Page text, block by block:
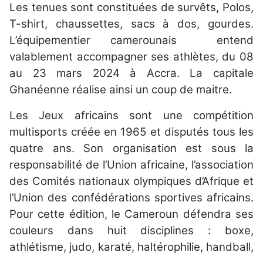
Les tenues sont constituées de survêts, Polos,
T-shirt, chaussettes, sacs à dos, gourdes.
L’équipementier camerounais entend
valablement accompagner ses athlètes, du 08
au 23 mars 2024 à Accra. La capitale
Ghanéenne réalise ainsi un coup de maitre.
Les Jeux africains sont une compétition
multisports créée en 1965 et disputés tous les
quatre ans. Son organisation est sous la
responsabilité de l’Union africaine, l’association
des Comités nationaux olympiques d’Afrique et
l’Union des confédérations sportives africains.
Pour cette édition, le Cameroun défendra ses
couleurs dans huit disciplines : boxe,
athlétisme, judo, karaté, haltérophilie, handball,